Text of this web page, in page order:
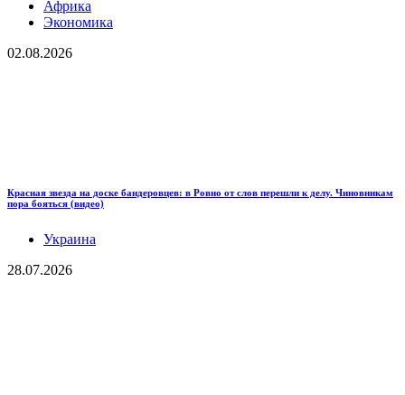
Африка
Экономика
02.08.2026
Красная звезда на доске бандеровцев: в Ровно от слов перешли к делу. Чиновникам
пора бояться (видео)
Украина
28.07.2026